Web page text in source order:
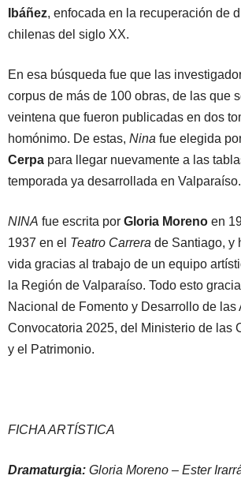
Ibáñez, enfocada en la recuperación de
chilenas del siglo XX.
En esa búsqueda fue que las
corpus de más de 100 obras, de las que
veintena que fueron publicadas en dos
homónimo. De estas, Nina fue elegida
Cerpa para llegar nuevamente a las
temporada ya desarrollada en Valparaíso.
NINA fue escrita por Gloria Moreno en
1937 en el Teatro Carrera de Santiago, y
vida gracias al trabajo de un equipo
la Región de Valparaíso. Todo esto
Nacional de Fomento y Desarrollo de las
Convocatoria 2025, del Ministerio de las
y el Patrimonio.
FICHA ARTÍSTICA
Dramaturgia: Gloria Moreno – Ester